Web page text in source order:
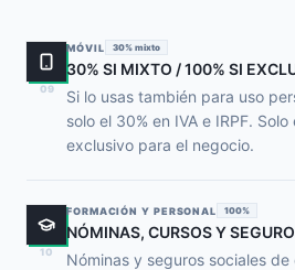
09
MÓVIL 30% mixto
30% SI MIXTO / 100% SI
Si lo usas también para uso
solo el 30% en IVA e IRPF.
exclusivo para el negocio.
10
FORMACIÓN Y PERSONAL 100%
NÓMINAS, CURSOS Y
Nóminas y seguros sociales de